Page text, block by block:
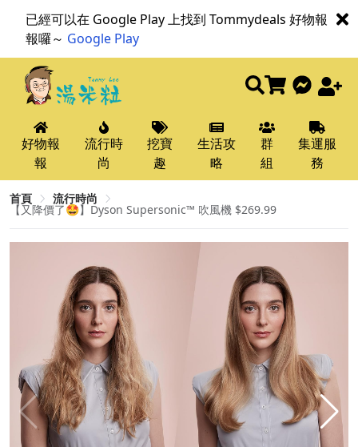
已經可以在 Google Play 上找到 Tommydeals 好物報
報囉～ Google Play
好物報
報
流行時
尚
挖寶
趣
生活攻
略
群
組
集運服
務
首頁 流行時尚
【又降價了🤩】Dyson Supersonic™ 吹風機 $269.99